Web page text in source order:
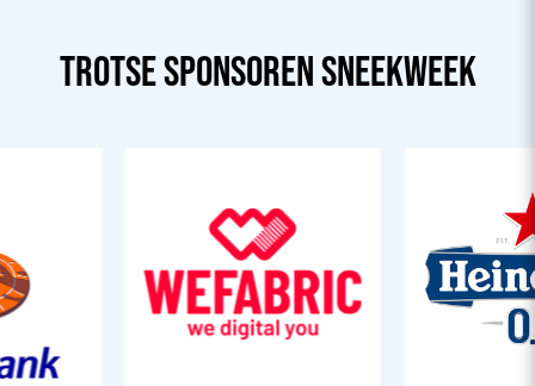
TROTSE SPONSORENSNEEKWEEK